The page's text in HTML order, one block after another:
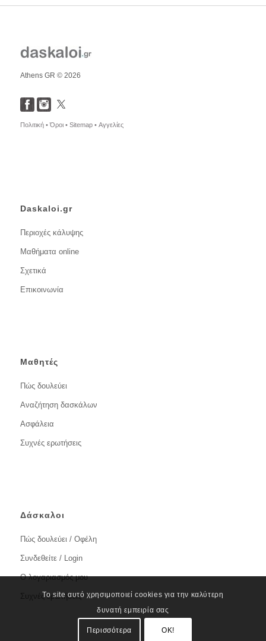
Athens GR © 2026
Πολιτική •Όροι • Sitemap • Αγγελίες
Daskaloi.gr
Περιοχές κάλυψης
Μαθήματα online
Σχετικά
Επικοινωνία
Μαθητές
Πώς δουλεύει
Αναζήτηση δασκάλων
Ασφάλεια
Συχνές ερωτήσεις
Δάσκαλοι
Πώς δουλεύει / Οφέλη
Συνδεθείτε / Login
Ο λογαριασμός μου
Συχνές ερωτήσεις
Το site αυτό χρησιμοποιεί cookies για την καλύτερη
δυνατή εμπειρία σας
Περισσότερα OK!